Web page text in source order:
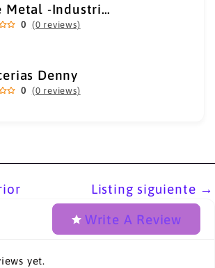
Vibe Metal -Industrial Metal Supply
0 (0 reviews)
Denny
0 (0 reviews)
Listing siguiente →
Write A Review
yet.